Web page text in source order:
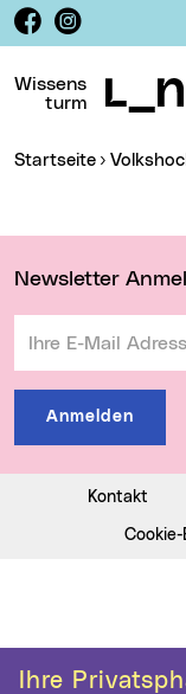
Zur Navigation
Zum Inhalt
Zur Suche
Ihre
Facebook
Wissens
turm
Sie sind hier:
Startseite
Newsletter
Anmelden
Kontakt